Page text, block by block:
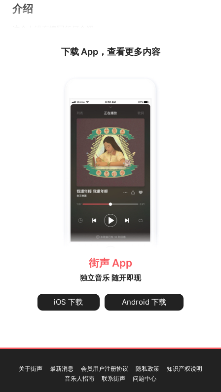
介绍
下载 App，查看更多内容
街声 App
独立音乐 随开即现
iOS 下载 Android 下载
关于街声 最新消息 会员用户注册协议 隐私政策
知识产权说明
音乐人指南
联系街声 问题中心